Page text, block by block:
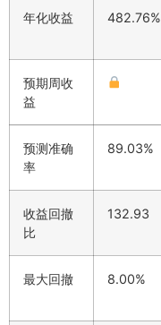
年化收益 482.76%
预期周收
益
预测准确
率
89.03%
收益回撤
比
132.93
最大回撤 8.00%